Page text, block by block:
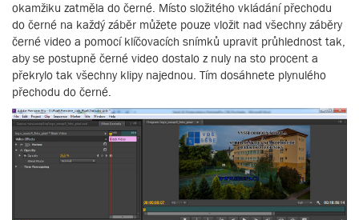
okamžiku zatměla do černé. Místo složitého vkládání přechodu
do černé na každý záběr můžete pouze vložit nad všechny záběry
černé video a pomocí klíčovacích snímků upravit průhlednost tak,
aby se postupně černé video dostalo z nuly na sto procent a
překrylo tak všechny klipy najednou. Tím dosáhnete plynulého
přechodu do černé.